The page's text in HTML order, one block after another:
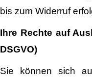
bis zum Widerruf
Ihre Rechte auf
DSGVO)
Sie können sich